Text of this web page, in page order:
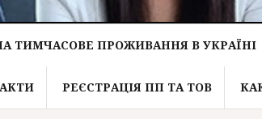
ТИМЧАСОВЕ ПРОЖИВАННЯ В УКРАЇНІ
РЕЄСТРАЦІЯ ПП ТА ТОВ